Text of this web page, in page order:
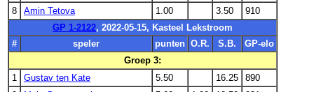
8
Amin Tetova 1.00 3.50
910
GP 1-2122, 2022-05-15, Kasteel Lekstroom
#
speler punten O.R. S.B.
GP-elo
Groep 3:
1
Gustav ten Kate 5.50 16.25
890